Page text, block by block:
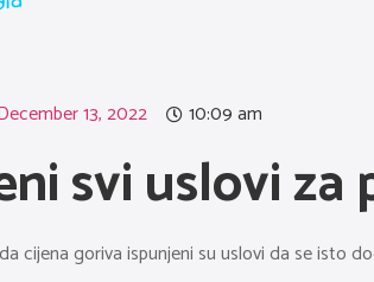
13, 2022 10:09 am
svi uslovi za
cijena goriva ispunjeni su uslovi da se isto